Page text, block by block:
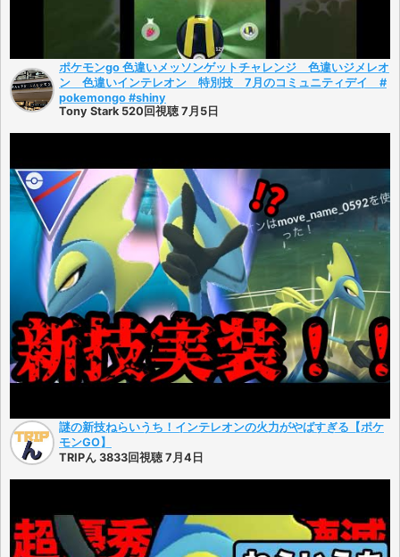
ポケモンgo 色違いメッソンゲットチャレンジ 色違いジメレオ
ン 色違いインテレオン 特別技 7月のコミュニティデイ #
pokemongo #shiny
Tony Stark 520回視聴 7月5日
謎の新技ねらいうち！インテレオンの火力がやばすぎる【ポケ
モンGO】
TRIPん 3833回視聴 7月4日